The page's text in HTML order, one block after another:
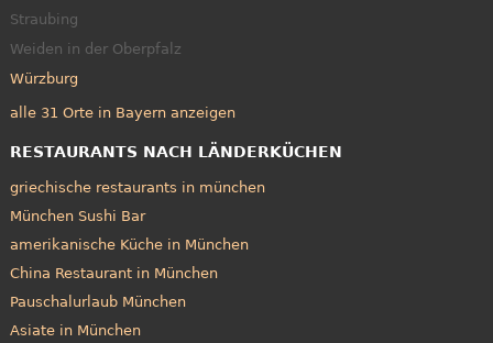
Straubing
Weiden in der Oberpfalz
Würzburg
alle 31 Orte in Bayern anzeigen
RESTAURANTS NACH LÄNDERKÜCHEN
griechische restaurants in münchen
München Sushi Bar
amerikanische Küche in München
China Restaurant in München
Pauschalurlaub München
Asiate in München